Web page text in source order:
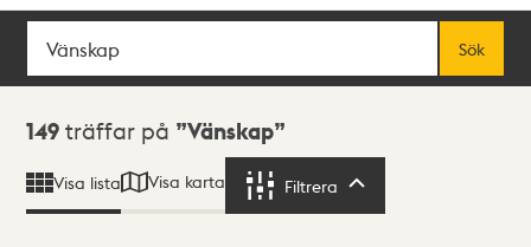
Sök
Sök
Sökresultat
149 träffar på Vänskap
Visa lista Visa karta Filtrera